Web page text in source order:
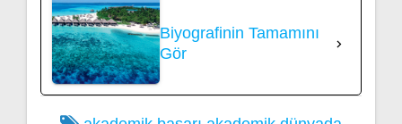
Biyografinin Tamamını
Gör